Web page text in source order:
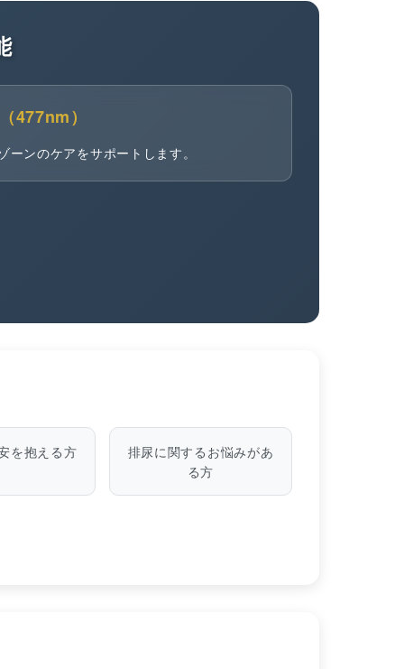
477nm）
ーンのケアをサポートします。
を抱える方
排尿に関するお悩みがあ
る方